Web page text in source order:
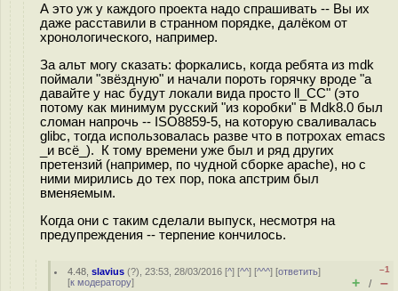
А это уж у каждого проекта надо спрашивать -- Вы их
даже расставили в странном порядке, далёком от
хронологического, например.
За альт могу сказать: форкались, когда ребята из mdk
поймали "звёздную" и начали пороть горячку вроде "а
давайте у нас будут локали вида просто ll_CC" (это
потому как минимум русский "из коробки" в Mdk8.0 был
сломан напрочь -- ISO8859-5, на которую сваливалась
glibc, тогда использовалась разве что в потрохах emacs
_и всё_). К тому времени уже был и ряд других
претензий (например, по чудной сборке apache), но с
ними мирились до тех пор, пока апстрим был
вменяемым.
Когда они с таким сделали выпуск, несмотря на
предупреждения -- терпение кончилось.
4.48 ,slavius (?), 23:53, 28/03/2016 [^] [^^] [^^^] [ответить]
[к модератору]
–1
+ / –